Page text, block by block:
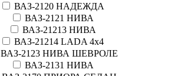
ВАЗ-2120 НАДЕЖДА
ВАЗ-2121 НИВА
ВАЗ-21213 НИВА
ВАЗ-21214 LADA 4х4
ВАЗ-2123 НИВА ШЕВРОЛЕ
ВАЗ-2131 НИВА